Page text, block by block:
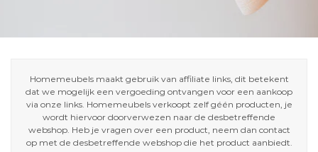
Homemeubels maakt gebruik van affiliate links, dit betekent
dat we mogelijk een vergoeding ontvangen voor een aankoop
via onze links. Homemeubels verkoopt zelf géén producten, je
wordt hiervoor doorverwezen naar de desbetreffende
webshop. Heb je vragen over een product, neem dan contact
op met de desbetreffende webshop die het product aanbiedt.